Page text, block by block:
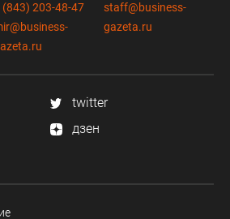
(843) 203-48-47
staff@business-
gazeta.ru
twitter
дзен